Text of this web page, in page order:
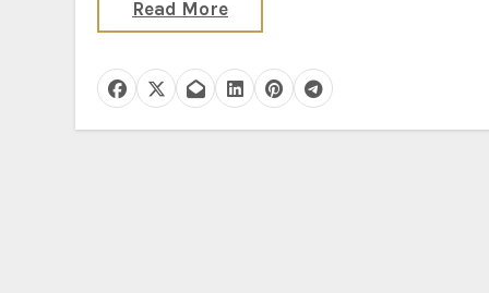
Read More